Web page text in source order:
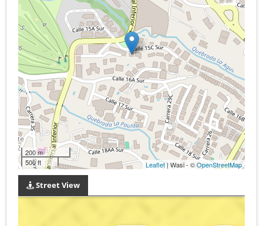
200 m
500 ft
Leaflet | Wasi - ©OpenStreetMap
Street View